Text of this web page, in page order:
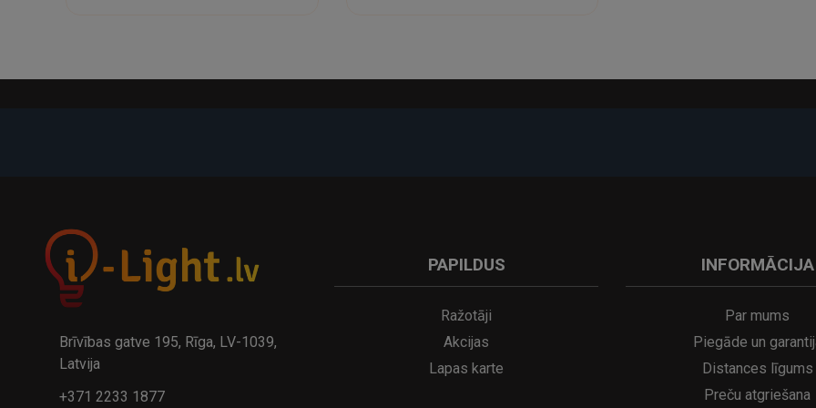
32.95€
A
kumulatora LED galda lampa SERINA Mini Ø80×200 mm..
29.95€ 21.95€
Brīvības gatve 195, Rīga, LV-1039,
Latvija
+371 2233 1877
PAPILDUS
Ražotāji
Akcijas
Lapas karte
INFORMĀCIJA
Par mums
Piegāde un
Distances līgums
Preču atgriešana